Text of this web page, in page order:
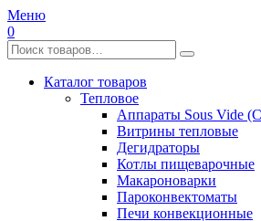
Меню
0
Каталог товаров
Тепловое
Аппараты Sous Vide
Витрины тепловые
Дегидраторы
Котлы пищеварочные
Макароноварки
Пароконвектоматы
Печи конвекционные